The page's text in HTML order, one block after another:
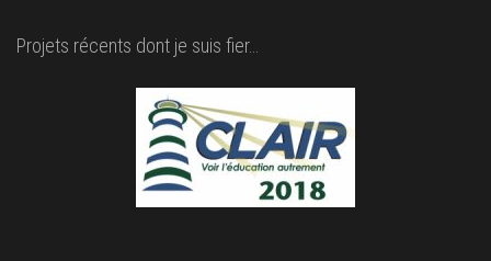
Projets récents dont je suis fier…